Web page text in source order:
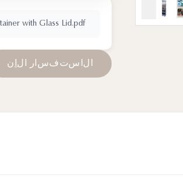
with Glass Lid.pdf
ل ست فس ر ل ن